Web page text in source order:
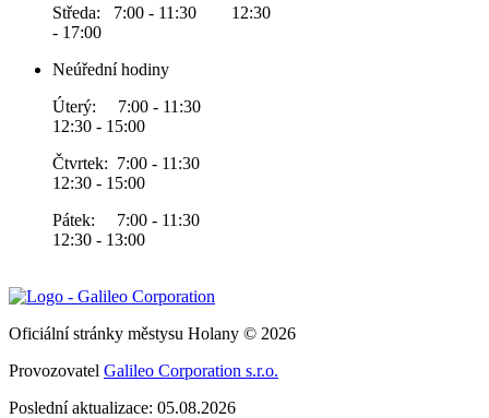
Středa: 7:00 - 11:30 12:30
- 17:00
Neúřední hodiny
Úterý: 7:00 - 11:30
12:30 - 15:00
Čtvrtek: 7:00 - 11:30
12:30 - 15:00
Pátek: 7:00 - 11:30
12:30 - 13:00
Oficiální stránky městysu Holany © 2026
Provozovatel Galileo Corporation s.r.o.
Poslední aktualizace: 05.08.2026